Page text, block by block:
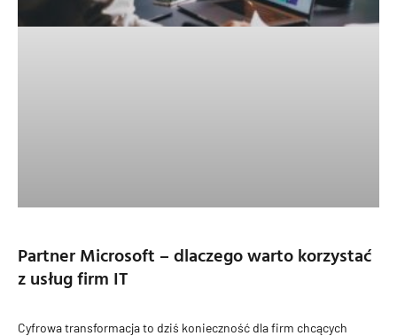
Partner Microsoft – dlaczego warto korzystać
z usług firm IT
Cyfrowa transformacja to dziś konieczność dla firm chcących